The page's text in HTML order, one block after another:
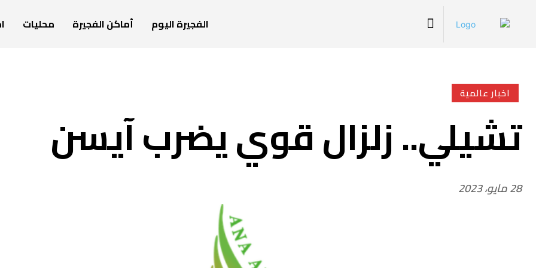
الفجيرة اليوم أماكن الفجيرة محليات
اخبار عالمية
تشيلي.. زلزال قوي يضرب آيسن
28 مايو، 2023